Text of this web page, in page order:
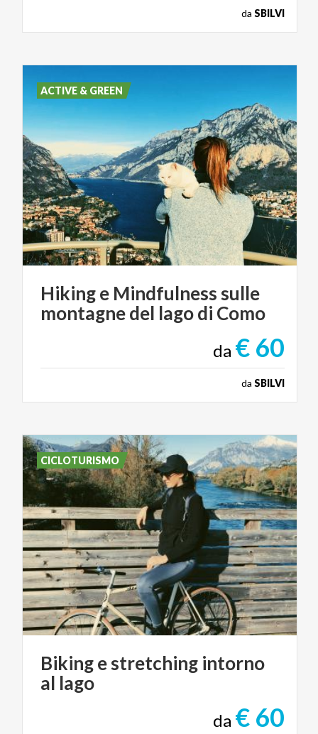
da SBILVI
Hikinge Mindfulness sulle
montagnedel lagodi Como
da € 60
da SBILVI
ACTIVE & GREEN
Bikingestretching intorno
al lago
da € 60
CICLOTURISMO